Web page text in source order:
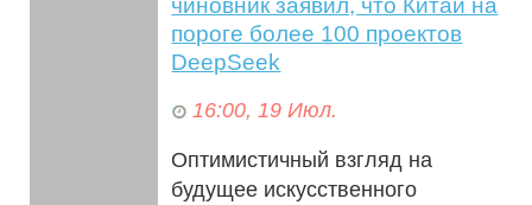
пороге более 100 проектов
DeepSeek
16:00, 19 Июл.
Оптимистичный взгляд на
будущее искусственного